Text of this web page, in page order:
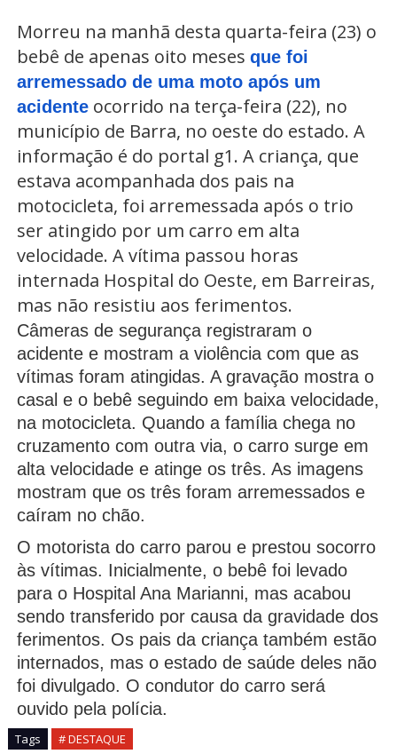
Morreu na manhã desta quarta-feira (23) o
bebê de apenas oito meses que foi
arremessado de uma moto após um
acidente ocorrido na terça-feira (22), no
município de Barra, no oeste do estado. A
informação é do portal g1. A criança, que
estava acompanhada dos pais na
motocicleta, foi arremessada após o trio
ser atingido por um carro em alta
velocidade. A vítima passou horas
internada Hospital do Oeste, em Barreiras,
mas não resistiu aos ferimentos.
Câmeras de segurança registraram o
acidente e mostram a violência com que as
vítimas foram atingidas. A gravação mostra o
casal e o bebê seguindo em baixa velocidade,
na motocicleta. Quando a família chega no
cruzamento com outra via, o carro surge em
alta velocidade e atinge os três. As imagens
mostram que os três foram arremessados e
caíram no chão.
O motorista do carro parou e prestou socorro
às vítimas. Inicialmente, o bebê foi levado
para o Hospital Ana Marianni, mas acabou
sendo transferido por causa da gravidade dos
ferimentos. Os pais da criança também estão
internados, mas o estado de saúde deles não
foi divulgado. O condutor do carro será
ouvido pela polícia.
Tags # DESTAQUE